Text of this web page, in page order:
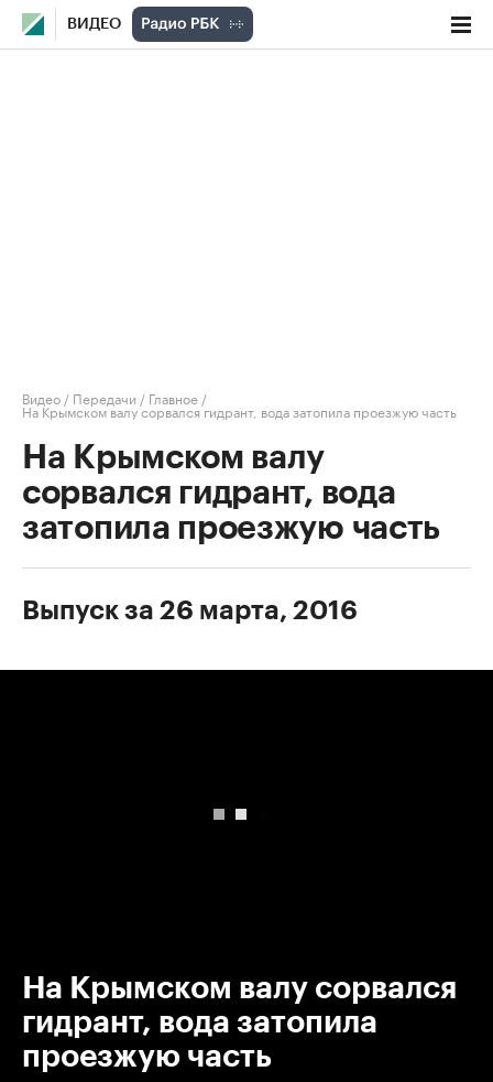
ВИДЕО
Видео / Передачи / Главное /
На Крымском валу сорвался гидрант, вода затопила проезжую часть
На Крымском валу
сорвался гидрант, вода
затопила проезжую часть
Выпуск за 26 марта, 2016
На Крымском валу сорвался
гидрант, вода затопила
проезжую часть